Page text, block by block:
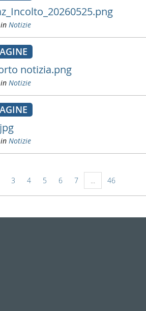
Notizie
notizia.png
Notizie
Notizie
3 4 5 6 7 ... 46